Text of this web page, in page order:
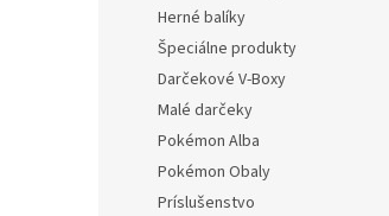
Herné balíky
Špeciálne produkty
Darčekové V-Boxy
Malé darčeky
Pokémon Alba
Pokémon Obaly
Príslušenstvo